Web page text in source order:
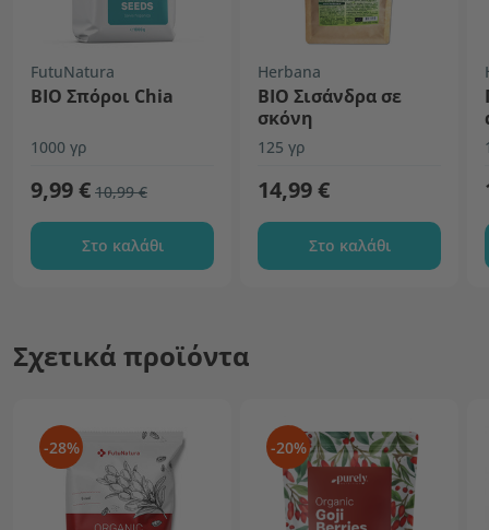
FutuNatura
BIO Σπόροι Chia
1000 γρ
9,99 € 10,99 €
Στο καλάθι
Herbana
BIO Σισάνδρα σε
σκόνη
125 γρ
14,99 €
Στο καλάθι
Σχετικά προϊόντα
-28% -20%